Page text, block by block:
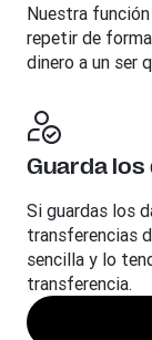
Nuestra
repetir de
dinero a un ser
Guarda
Si guardas los
transferencias
sencilla y lo
transferencia.